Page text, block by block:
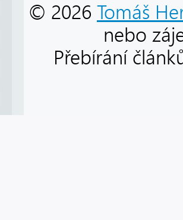
© 2026 Tomáš
nebo
Přebírání